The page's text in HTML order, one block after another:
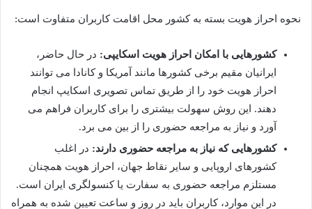
نحوه احراز هویت بسته به کشور محل اقامت کاربران متفاوت است:
کشورهایی با امکان احراز هویت اسکایپی: در حال حاضر،
ایرانیان مقیم برخی کشورها مانند آمریکا و کانادا می توانند
احراز هویت خود را از طریق تماس تصویری اسکایپ انجام
دهند. این روش سهولت بیشتری را برای کاربران فراهم می
آورد و نیاز به مراجعه حضوری را از بین می برد.
کشورهایی که نیاز به مراجعه حضوری دارند: در اغلب
کشورهای اروپایی و سایر نقاط جهان، احراز هویت همچنان
مستلزم مراجعه حضوری به سفارت یا کنسولگری ایران است.
در این موارد، کاربران باید در روز و ساعت تعیین شده به همراه